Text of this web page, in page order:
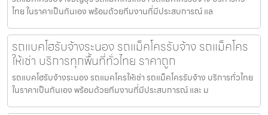
ไทย ในราคาเป็นกันเอง พร้อมด้วยทีมงานที่มีประสบการณ์ แล
รถแบคโฮรับจ้างระนอง รถแม็คโครรับจ้าง รถแม็คโคร
ให้เช่า บริการทุกพื้นที่ทั่วไทย ราคาถูก
รถแบคโฮรับจ้างระนอง รถแมคโครให้เช่า รถแม็คโครรับจ้าง บริการทั่วไทย
ในราคาเป็นกันเอง พร้อมด้วยทีมงานที่มีประสบการณ์ และ ม